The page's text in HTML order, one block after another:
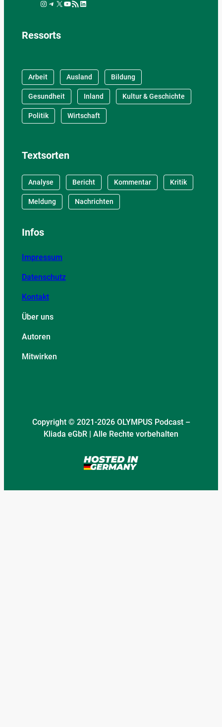
Instagram Telegram X YouTube RSS-Feed LinkedIn
Ressorts
Arbeit Ausland Bildung
Gesundheit Inland Kultur & Geschichte
Politik Wirtschaft
Textsorten
Analyse Bericht Kommentar Kritik
Meldung Nachrichten
Infos
Impressum
Datenschutz
Kontakt
Über uns
Autoren
Mitwirken
Copyright © 2021-2026 OLYMPUS Podcast –
Kliada eGbR | Alle Rechte vorbehalten